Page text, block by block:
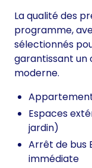
La qualité des
programme,
sélectionnés
garantissant un
moderne.
Espaces
jardin)
Arrêt de bus
immédiate